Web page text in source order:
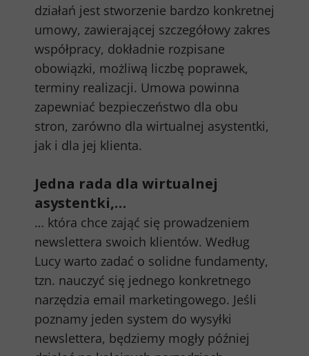
działań jest stworzenie bardzo konkretnej
umowy, zawierającej szczegółowy zakres
współpracy, dokładnie rozpisane
obowiązki, możliwą liczbę poprawek,
terminy realizacji. Umowa powinna
zapewniać bezpieczeństwo dla obu
stron, zarówno dla wirtualnej asystentki,
jak i dla jej klienta.
Jedna rada dla wirtualnej
asystentki,…
… która chce zająć się prowadzeniem
newslettera swoich klientów. Według
Lucy warto zadać o solidne fundamenty,
tzn. nauczyć się jednego konkretnego
narzędzia email marketingowego. Jeśli
poznamy jeden system do wysyłki
newslettera, będziemy mogły później